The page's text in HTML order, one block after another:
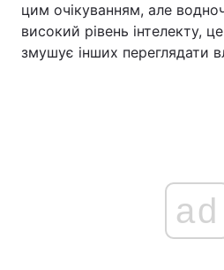
цим очікуванням, але
високий рівень інтелекту,
змушує інших переглядати
ad